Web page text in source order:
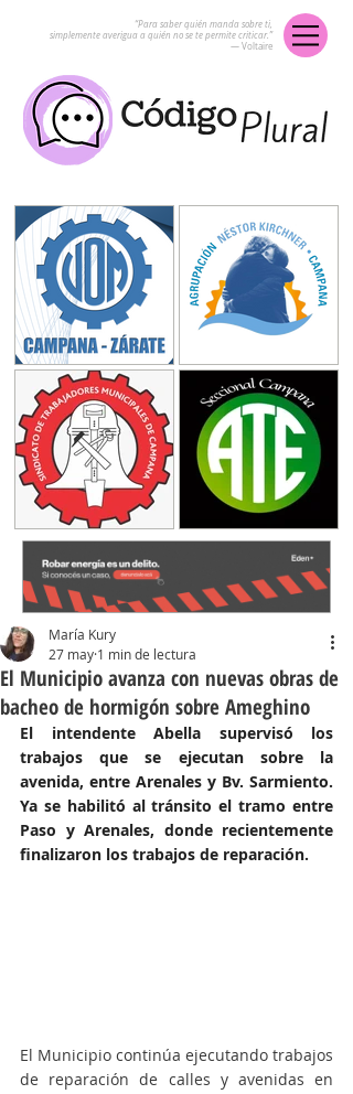
“Para saber quién manda sobre ti,
simplemente averigua a quién no se te permite criticar.”
― Voltaire
El Municipio avanza con nuevas obras de
bacheo de hormigón sobre Ameghino
María Kury
27 may 1 min de lectura
El intendente Abella supervisó los
trabajos que se ejecutan sobre la
avenida, entre Arenales y Bv. Sarmiento.
Ya se habilitó al tránsito el tramo entre
Paso y Arenales, donde recientemente
finalizaron los trabajos de reparación.
El Municipio continúa ejecutando trabajos
de reparación de calles y avenidas en